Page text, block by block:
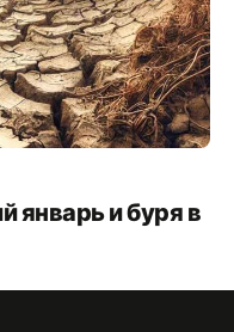
январь и буря в